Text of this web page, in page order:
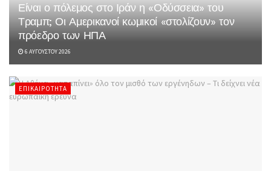
Είναι ο πόλεμος στο Ιράν η «Οδύσσεια» του
Τραμπ; Οι Αμερικανοί κωμικοί «στολίζουν» τον
πρόεδρο των ΗΠΑ
6 ΑΥΓΟΎΣΤΟΥ 2026
ΕΠΙΚΑΙΡΌΤΗΤΑ